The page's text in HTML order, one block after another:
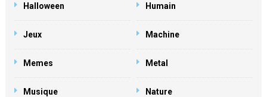
Halloween Humain
Jeux Machine
Memes Metal
Musique Nature